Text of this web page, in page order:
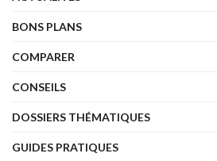
BONS PLANS
COMPARER
CONSEILS
DOSSIERS THÉMATIQUES
GUIDES PRATIQUES